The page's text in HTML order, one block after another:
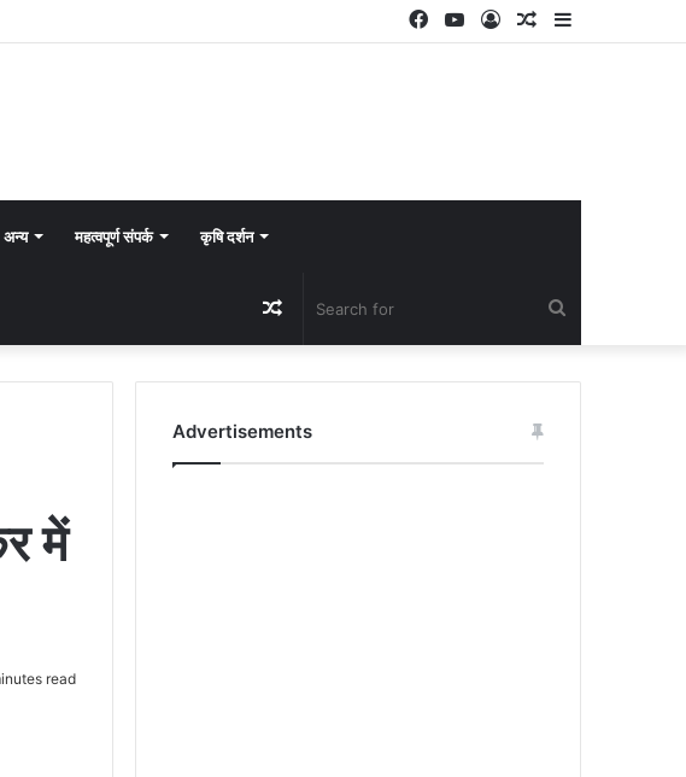
Sidebar
Random
Log
YouTube
Facebook
अन्य महत्वपूर्ण संपर्क कृषि दर्शन
for
Random
Article
में
read
Advertisements